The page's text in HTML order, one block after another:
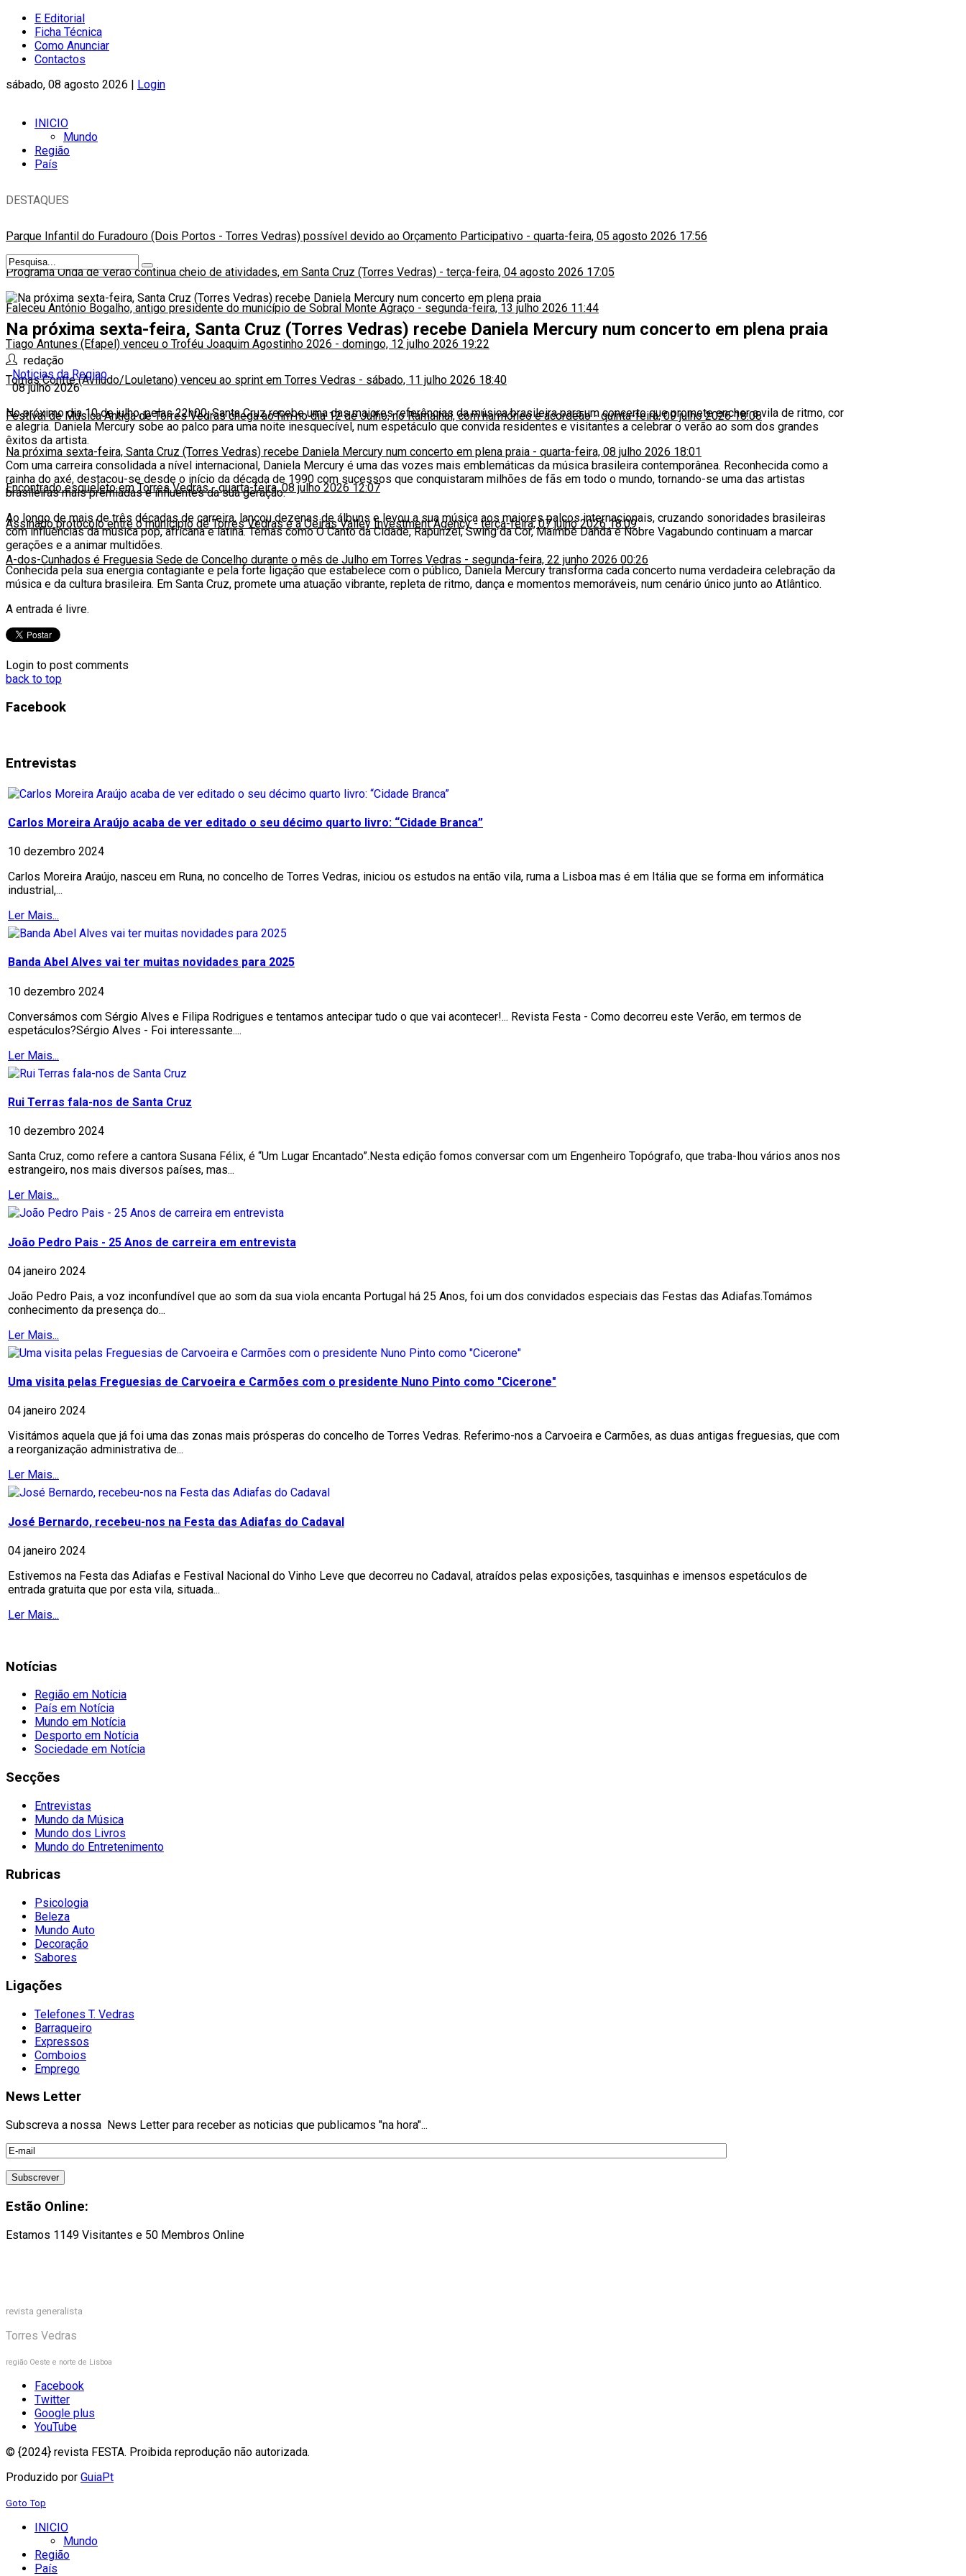
E Editorial
Ficha Técnica
Como Anunciar
Contactos
sábado, 08 agosto 2026 | Login
INICIO
Mundo
Região
País
DESTAQUES
Parque Infantil do Furadouro (Dois Portos - Torres Vedras) possível devido ao Orçamento Participativo - quarta-feira, 05 agosto 2026 17:56
Programa Onda de Verão continua cheio de atividades, em Santa Cruz (Torres Vedras) - terça-feira, 04 agosto 2026 17:05
Faleceu António Bogalho, antigo presidente do município de Sobral Monte Agraço - segunda-feira, 13 julho 2026 11:44
Tiago Antunes (Efapel) venceu o Troféu Joaquim Agostinho 2026 - domingo, 12 julho 2026 19:22
Tomas Contte (Aviludo/Louletano) venceu ao sprint em Torres Vedras - sábado, 11 julho 2026 18:40
Festival de Música Antiga de Torres Vedras chega ao fim no dia 12 de Julho, no Ramalhal, com harmóneo e acordeão-quinta-feira, 09 julho 2026 18:08
Na próxima sexta-feira, Santa Cruz (Torres Vedras) recebe Daniela Mercury num concerto em plena praia - quarta-feira, 08 julho 2026 18:01
Encontrado esqueleto em Torres Vedras-quarta-feira, 08 julho 2026 12:07
Assinado protocolo entre o município de Torres Vedras e a Oeiras Valley Investment Agency- terça-feira, 07 julho 2026 18:09
A-dos-Cunhados é Freguesia Sede de Concelho durante o mês de Julho em Torres Vedras - segunda-feira, 22 junho 2026 00:26
Na próxima sexta-feira, Santa Cruz (Torres Vedras) recebe Daniela Mercury num concerto em plena praia
redação
Noticias da Regiao
08 julho 2026
No próximo dia 10 de julho, pelas 22h00, Santa Cruz recebe uma das maiores referências da música brasileira para um concerto que promete encher a vila de ritmo, cor
e alegria. Daniela Mercury sobe ao palco para uma noite inesquecível, num espetáculo que convida residentes e visitantes a celebrar o verão ao som dos grandes
êxitos da artista.
Com uma carreira consolidada a nível internacional, Daniela Mercury é uma das vozes mais emblemáticas da música brasileira contemporânea. Reconhecida como a
rainha do axé, destacou-se desde o início da década de 1990 com sucessos que conquistaram milhões de fãs em todo o mundo, tornando-se uma das artistas
brasileiras mais premiadas e influentes da sua geração.
Ao longo de mais de três décadas de carreira, lançou dezenas de álbuns e levou a sua música aos maiores palcos internacionais, cruzando sonoridades brasileiras
com influências da música pop, africana e latina. Temas como O Canto da Cidade, Rapunzel, Swing da Cor, Maimbê Dandá e Nobre Vagabundo continuam a marcar
gerações e a animar multidões.
Conhecida pela sua energia contagiante e pela forte ligação que estabelece com o público, Daniela Mercury transforma cada concerto numa verdadeira celebração da
música e da cultura brasileira. Em Santa Cruz, promete uma atuação vibrante, repleta de ritmo, dança e momentos memoráveis, num cenário único junto ao Atlântico.
A entrada é livre.
Login to post comments
back to top
Facebook
Entrevistas
Carlos Moreira Araújo acaba de ver editado o seu décimo quarto livro: “Cidade Branca”
10 dezembro 2024
Carlos Moreira Araújo, nasceu em Runa, no concelho de Torres Vedras, iniciou os estudos na então vila, ruma a Lisboa mas é em Itália que se forma em informática
industrial,...
Ler Mais...
Banda Abel Alves vai ter muitas novidades para 2025
10 dezembro 2024
Conversámos com Sérgio Alves e Filipa Rodrigues e tentamos antecipar tudo o que vai acontecer!... Revista Festa - Como decorreu este Verão, em termos de
espetáculos?Sérgio Alves - Foi interessante....
Ler Mais...
Rui Terras fala-nos de Santa Cruz
10 dezembro 2024
Santa Cruz, como refere a cantora Susana Félix, é “Um Lugar Encantado”.Nesta edição fomos conversar com um Engenheiro Topógrafo, que traba-lhou vários anos nos
estrangeiro, nos mais diversos países, mas...
Ler Mais...
João Pedro Pais - 25 Anos de carreira em entrevista
04 janeiro 2024
João Pedro Pais, a voz inconfundível que ao som da sua viola encanta Portugal há 25 Anos, foi um dos convidados especiais das Festas das Adiafas.Tomámos
conhecimento da presença do...
Ler Mais...
Uma visita pelas Freguesias de Carvoeira e Carmões com o presidente Nuno Pinto como "Cicerone"
04 janeiro 2024
Visitámos aquela que já foi uma das zonas mais prósperas do concelho de Torres Vedras. Referimo-nos a Carvoeira e Carmões, as duas antigas freguesias, que com
a reorganização administrativa de...
Ler Mais...
José Bernardo, recebeu-nos na Festa das Adiafas do Cadaval
04 janeiro 2024
Estivemos na Festa das Adiafas e Festival Nacional do Vinho Leve que decorreu no Cadaval, atraídos pelas exposições, tasquinhas e imensos espetáculos de
entrada gratuita que por esta vila, situada...
Ler Mais...
Notícias
Região em Notícia
País em Notícia
Mundo em Notícia
Desporto em Notícia
Sociedade em Notícia
Secções
Entrevistas
Mundo da Música
Mundo dos Livros
Mundo do Entretenimento
Rubricas
Psicologia
Beleza
Mundo Auto
Decoração
Sabores
Ligações
Telefones T. Vedras
Barraqueiro
Expressos
Comboios
Emprego
News Letter
Subscreva a nossa News Letter para receber as noticias que publicamos "na hora"...
Estão Online:
Estamos 1149 Visitantes e 50 Membros Online
revista generalista
Torres Vedras
região Oeste e norte de Lisboa
Facebook
Twitter
Google plus
YouTube
© {2024} revista FESTA. Proibida reprodução não autorizada.
Produzido por GuiaPt
Goto Top
INICIO
Mundo
Região
País